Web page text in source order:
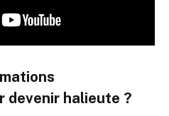
devenir halieute ?